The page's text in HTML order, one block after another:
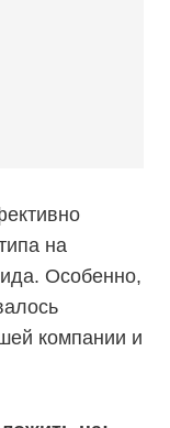
на
Особенно,
компании и